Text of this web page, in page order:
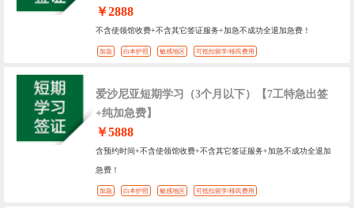
￥2888
不含使领馆收费+不含其它签证服务+加急不成功全退加急费！
加急 白本护照 敏感地区 可抵扣留学/移民费用
爱沙尼亚短期学习（3个月以下）【7工特急出签
+纯加急费】
￥5888
含预约时间+不含使领馆收费+不含其它签证服务+加急不成功全退加
急费！
加急 白本护照 敏感地区 可抵扣留学/移民费用